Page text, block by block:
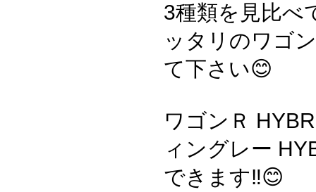
3種類を見比べ
ッタリのワゴ
て下さい😊
ワゴンＲ
ィングレー
できます‼️😊